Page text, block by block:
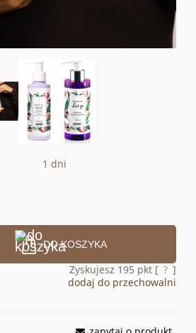
1 dni
DO KOSZYKA
Zyskujesz 195 pkt [ ? ]
dodaj do przechowalni